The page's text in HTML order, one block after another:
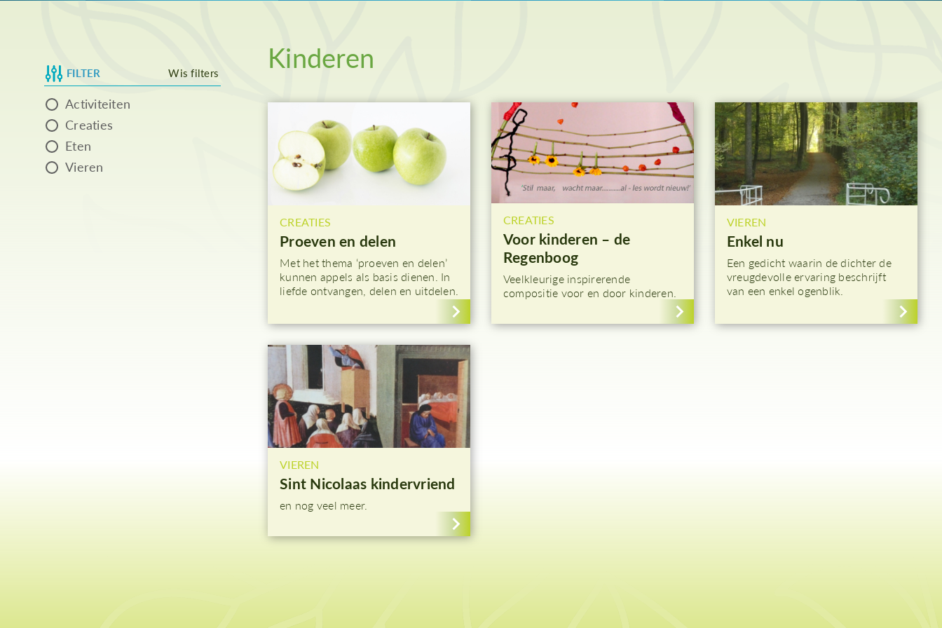
FILTER Wis filters
Activiteiten
Creaties
Eten
Vieren
Kinderen
CREATIES
Proeven en delen
Met het thema ‘proeven en delen’
kunnen appels als basis dienen. In
liefde ontvangen, delen en uitdelen.
CREATIES
Voor kinderen – de
Regenboog
Veelkleurige inspirerende
compositie voor en door kinderen.
VIEREN
Enkel nu
Een gedicht waarin de dichter de
vreugdevolle ervaring beschrijft
van een enkel ogenblik.
VIEREN
Sint Nicolaas kindervriend
en nog veel meer.